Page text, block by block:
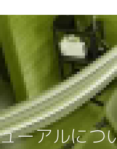
ーアルにつ